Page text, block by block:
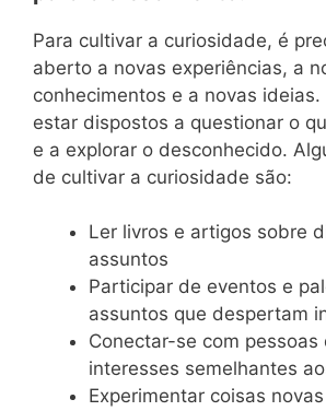
Para cultivar a curiosidade, é
aberto a novas experiências, a
conhecimentos e a novas ideias.
estar dispostos a questionar o
e a explorar o desconhecido.
de cultivar a curiosidade são:
Ler livros e artigos sobre
assuntos
Participar de eventos e
assuntos que despertam
Conectar-se com pessoas
interesses semelhantes
Experimentar coisas